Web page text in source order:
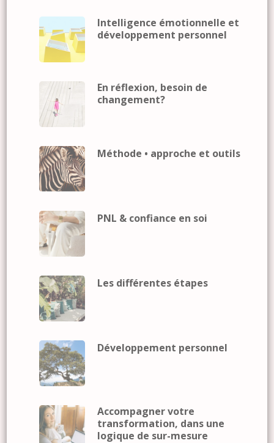
Intelligence émotionnelle et
développement personnel
En réflexion, besoin de
changement?
Méthode • approche et outils
PNL & confiance en soi
Les différentes étapes
Développement personnel
Accompagner votre
transformation, dans une
logique de sur-mesure